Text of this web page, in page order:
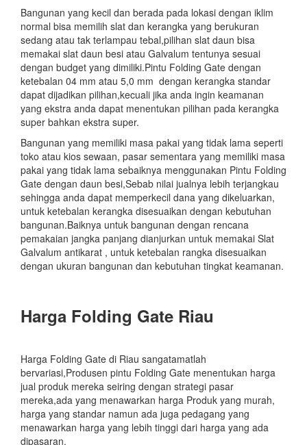
Bangunan yang kecil dan berada pada lokasi dengan iklim
normal bisa memilih slat dan kerangka yang berukuran
sedang atau tak terlampau tebal,pilihan slat daun bisa
memakai slat daun besi atau Galvalum tentunya sesuai
dengan budget yang dimiliki.Pintu Folding Gate dengan
ketebalan 04 mm atau 5,0 mm dengan kerangka standar
dapat dijadikan pilihan,kecuali jika anda ingin keamanan
yang ekstra anda dapat menentukan pilihan pada kerangka
super bahkan ekstra super.
Bangunan yang memiliki masa pakai yang tidak lama seperti
toko atau kios sewaan, pasar sementara yang memiliki masa
pakai yang tidak lama sebaiknya menggunakan Pintu Folding
Gate dengan daun besi,Sebab nilai jualnya lebih terjangkau
sehingga anda dapat memperkecil dana yang dikeluarkan,
untuk ketebalan kerangka disesuaikan dengan kebutuhan
bangunan.Baiknya untuk bangunan dengan rencana
pemakaian jangka panjang dianjurkan untuk memakai Slat
Galvalum antikarat , untuk ketebalan rangka disesuaikan
dengan ukuran bangunan dan kebutuhan tingkat keamanan.
Harga Folding Gate Riau
Harga Folding Gate di Riau sangatamatlah
bervariasi,Produsen pintu Folding Gate menentukan harga
jual produk mereka seiring dengan strategi pasar
mereka,ada yang menawarkan harga Produk yang murah,
harga yang standar namun ada juga pedagang yang
menawarkan harga yang lebih tinggi dari harga yang ada
dipasaran.